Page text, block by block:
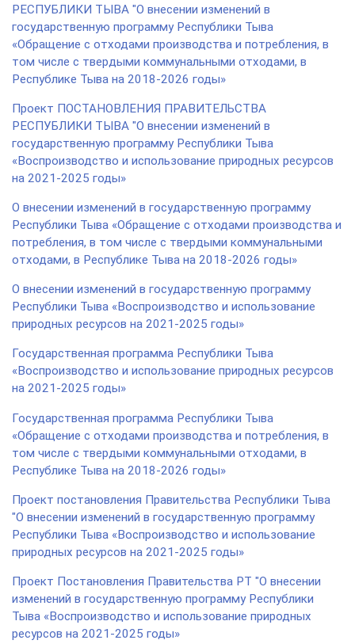
РЕСПУБЛИКИ ТЫВА "О внесении изменений в
государственную программу Республики Тыва
«Обращение с отходами производства и потребления, в
том числе с твердыми коммунальными отходами, в
Республике Тыва на 2018-2026 годы»
Проект ПОСТАНОВЛЕНИЯ ПРАВИТЕЛЬСТВА
РЕСПУБЛИКИ ТЫВА "О внесении изменений в
государственную программу Республики Тыва
«Воспроизводство и использование природных ресурсов
на 2021-2025 годы»
О внесении изменений в государственную программу
Республики Тыва «Обращение с отходами производства и
потребления, в том числе с твердыми коммунальными
отходами, в Республике Тыва на 2018-2026 годы»
О внесении изменений в государственную программу
Республики Тыва «Воспроизводство и использование
природных ресурсов на 2021-2025 годы»
Государственная программа Республики Тыва
«Воспроизводство и использование природных ресурсов
на 2021-2025 годы»
Государственная программа Республики Тыва
«Обращение с отходами производства и потребления, в
том числе с твердыми коммунальными отходами, в
Республике Тыва на 2018-2026 годы»
Проект постановления Правительства Республики Тыва
"О внесении изменений в государственную программу
Республики Тыва «Воспроизводство и использование
природных ресурсов на 2021-2025 годы»
Проект Постановления Правительства РТ "О внесении
изменений в государственную программу Республики
Тыва «Воспроизводство и использование природных
ресурсов на 2021-2025 годы»